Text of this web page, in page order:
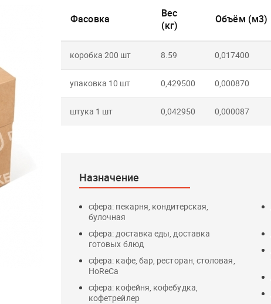
Фасовка
Вес
(кг)
Объём (м3)
коробка 200 шт 8.59 0,017400
упаковка 10 шт 0,429500 0,000870
штука 1 шт 0,042950 0,000087
Назначение
сфера: пекарня, кондитерская,
булочная
сфера: доставка еды, доставка
готовых блюд
сфера: кафе, бар, ресторан, столовая,
HoReCa
сфера: кофейня, кофебудка,
кофетрейлер